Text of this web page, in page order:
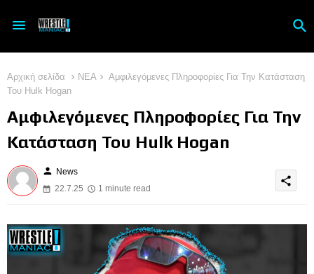
Αρχική σελίδα ΝΕΑ
Αμφιλεγόμενες Πληροφορίες Για Την Κατάσταση
Του Hulk Hogan
Αμφιλεγόμενες Πληροφορίες Για Την
Κατάσταση Του Hulk Hogan
person News
22.7.25
1 minute read
share